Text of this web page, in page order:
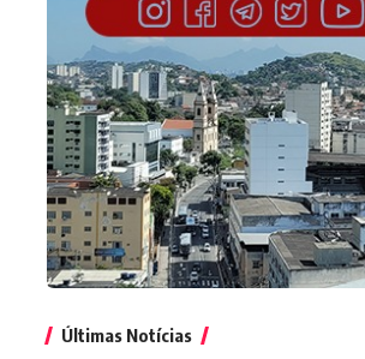
Últimas Notícias